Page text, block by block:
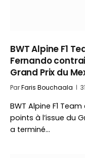
BWT Alpine F1
Fernando
Grand Prix du
ParFaris Bouchaala
BWT Alpine F1
points à l’issue du
a terminé…